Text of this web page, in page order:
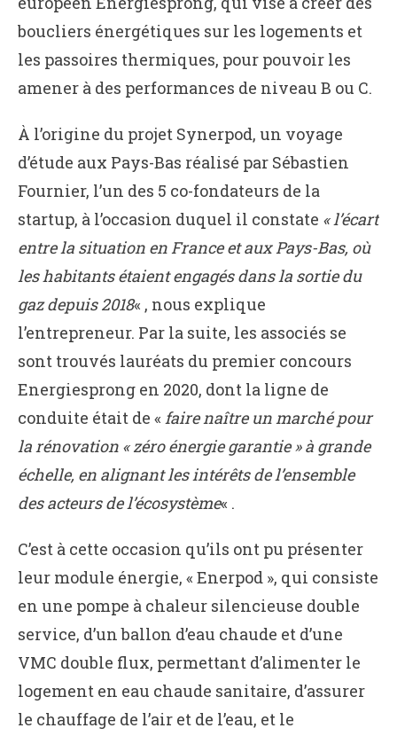
boucliers énergétiques sur les logements et
les passoires thermiques, pour pouvoir les
amener à des performances de niveau B ou C.
À l’origine du projet Synerpod, un voyage
d’étude aux Pays-Bas réalisé par Sébastien
Fournier, l’un des 5 co-fondateurs de la
startup, à l’occasion duquel il constate « l’écart
entre la situation en France et aux Pays-Bas, où
les habitants étaient engagés dans la sortie du
gaz depuis 2018« , nous explique
l’entrepreneur. Par la suite, les associés se
sont trouvés lauréats du premier concours
Energiesprong en 2020, dont la ligne de
conduite était de « faire naître un marché pour
la rénovation « zéro énergie garantie » à grande
échelle, en alignant les intérêts de l’ensemble
des acteurs de l’écosystème« .
C’est à cette occasion qu’ils ont pu présenter
leur module énergie, « Enerpod », qui consiste
en une pompe à chaleur silencieuse double
service, d’un ballon d’eau chaude et d’une
VMC double flux, permettant d’alimenter le
logement en eau chaude sanitaire, d’assurer
le chauffage de l’air et de l’eau, et le